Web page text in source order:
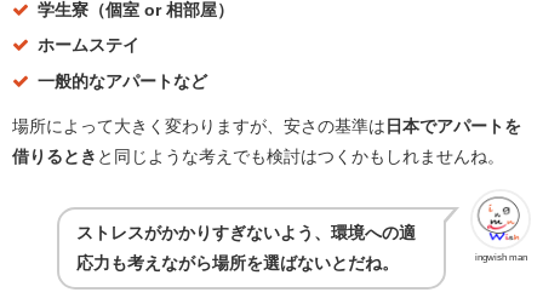
学生寮（個室 or 相部屋）
ホームステイ
一般的なアパートなど
場所によって大きく変わりますが、安さの基準は 日本でアパートを
借りるとき と同じような考えでも検討はつくかもしれませんね。
ingwish man
ストレスがかかりすぎないよう、環境への適
応力も考えながら場所を選ばないとだね。